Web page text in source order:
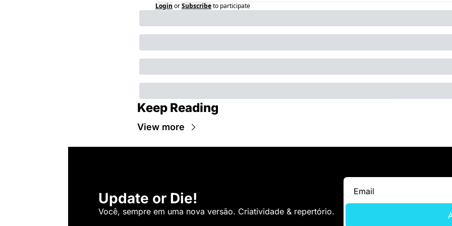
Login orSubscribeto participate
Keep Reading
View more
Update or Die!
Você, sempre em uma nova versão. Criatividade & repertório.